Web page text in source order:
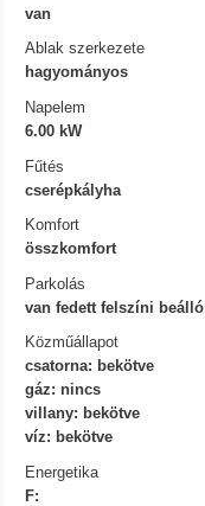
van
Ablak szerkezete
hagyományos
Napelem
6.00 kW
Fűtés
cserépkályha
Komfort
összkomfort
Parkolás
van fedett felszíni beálló
Közműállapot
csatorna: bekötve
gáz: nincs
villany: bekötve
víz: bekötve
Energetika
F: